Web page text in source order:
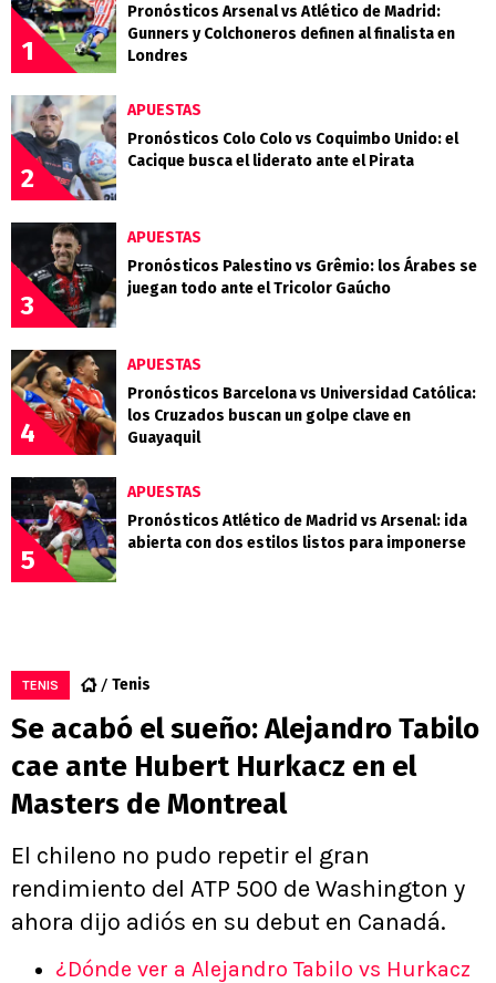
1
Pronósticos Arsenal vs Atlético de Madrid:
Gunners y Colchoneros definen al finalista en
Londres
2
APUESTAS
Pronósticos Colo Colo vs Coquimbo Unido: el
Cacique busca el liderato ante el Pirata
3
APUESTAS
Pronósticos Palestino vs Grêmio: los Árabes se
juegan todo ante el Tricolor Gaúcho
4
APUESTAS
Pronósticos Barcelona vs Universidad Católica:
los Cruzados buscan un golpe clave en
Guayaquil
5
APUESTAS
Pronósticos Atlético de Madrid vs Arsenal: ida
abierta con dos estilos listos para imponerse
TENIS Tenis
Se acabó el sueño: Alejandro Tabilo
cae ante Hubert Hurkacz en el
Masters de Montreal
El chileno no pudo repetir el gran
rendimiento del ATP 500 de Washington y
ahora dijo adiós en su debut en Canadá.
¿Dónde ver a Alejandro Tabilo vs Hurkacz